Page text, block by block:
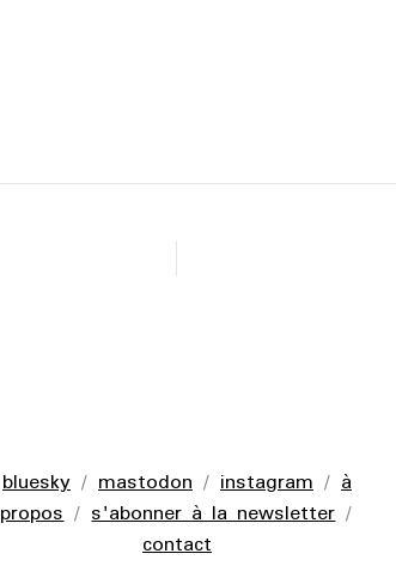
bluesky/ mastodon/ instagram/ à
propos/s'abonner à la newsletter/
contact